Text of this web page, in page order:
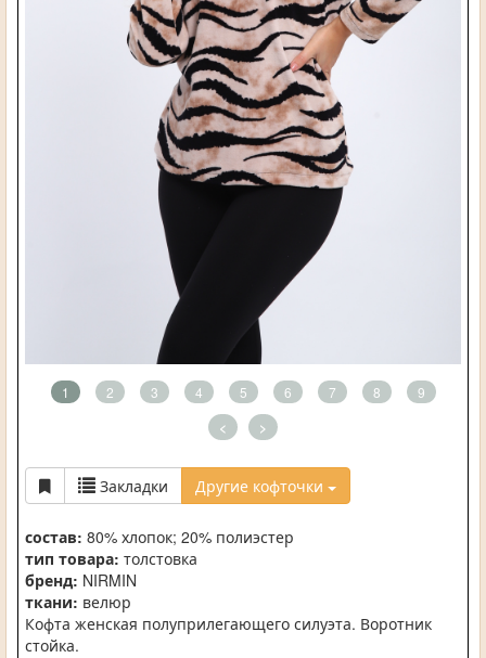
1 2 3 4 5 6 7 8 9
< >
Закладки Другие кофточки
состав: 80% хлопок; 20% полиэстер
тип товара: толстовка
бренд: NIRMIN
ткани: велюр
Кофта женская полуприлегающего силуэта. Воротник
стойка.